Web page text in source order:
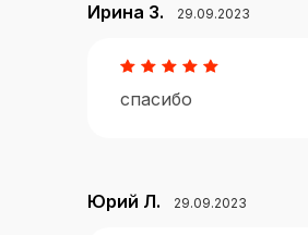
Ирина З. 29.09.2023
спасибо
Юрий Л. 29.09.2023